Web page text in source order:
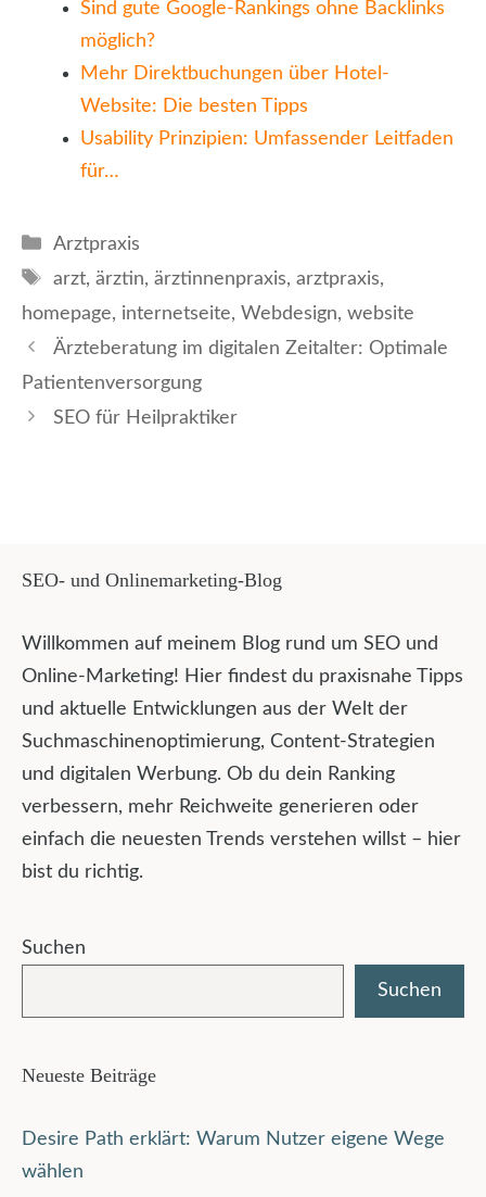
Sind gute Google-Rankings ohne Backlinks
möglich?
Mehr Direktbuchungen über Hotel-
Website: Die besten Tipps
Usability Prinzipien: Umfassender Leitfaden
für…
Kategorien
Arztpraxis
Schlagwörter
arzt, ärztin, ärztinnenpraxis, arztpraxis,
homepage, internetseite, Webdesign, website
Ärzteberatung im digitalen Zeitalter: Optimale
Patientenversorgung
SEO für Heilpraktiker
SEO- und Onlinemarketing-Blog
Willkommen auf meinem Blog rund um SEO und
Online-Marketing! Hier findest du praxisnahe Tipps
und aktuelle Entwicklungen aus der Welt der
Suchmaschinenoptimierung, Content-Strategien
und digitalen Werbung. Ob du dein Ranking
verbessern, mehr Reichweite generieren oder
einfach die neuesten Trends verstehen willst – hier
bist du richtig.
Suchen
Suchen
Neueste Beiträge
Desire Path erklärt: Warum Nutzer eigene Wege
wählen